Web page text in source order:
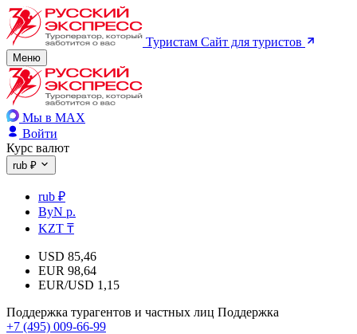
Туристам Сайт для туристов
Меню
Мы в MAX
Войти
Курс валют
rub ₽
rub ₽
ByN р.
KZT ₸
USD 85,46
EUR 98,64
EUR/USD 1,15
Поддержка турагентов и частных лиц Поддержка
+7 (495) 009-66-99